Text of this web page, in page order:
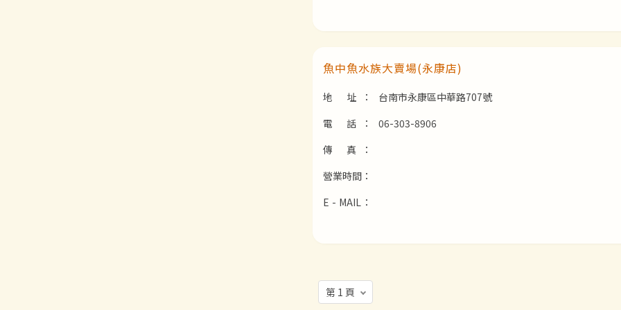
魚中魚水族大賣場(永康店)
地 址：
台南市永康區中華路707號
電 話：
06-303-8906
傳 真：
營業時間：
E - MAIL：